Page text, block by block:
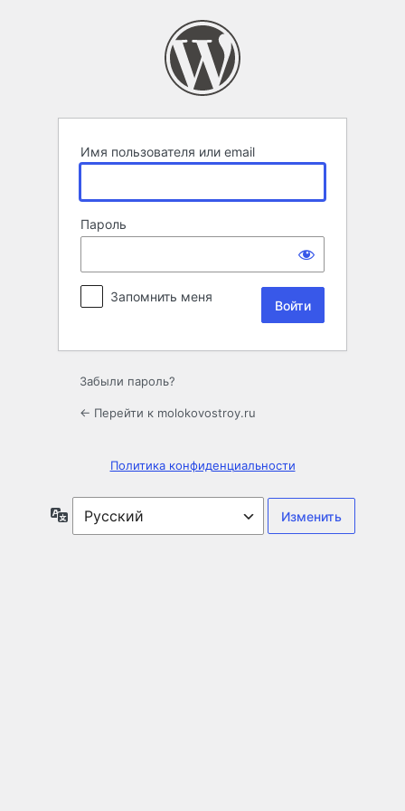
Имя пользователя или email
Пароль
Запомнить меня
Забыли пароль?
← Перейти к molokovostroy.ru
Политика конфиденциальности
Язык